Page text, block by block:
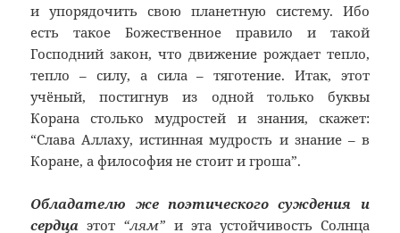
и упорядочить свою планетную систему. Ибо
есть такое Божественное правило и такой
Господний закон, что движение рождает тепло,
тепло – силу, а сила – тяготение. Итак, этот
учёный, постигнув из одной только буквы
Корана столько мудростей и знания, скажет:
“Слава Аллаху, истинная мудрость и знание – в
Коране, а философия не стоит и гроша”.
Обладателю же поэтического суждения и
сердца этот “лям” и эта устойчивость Солнца